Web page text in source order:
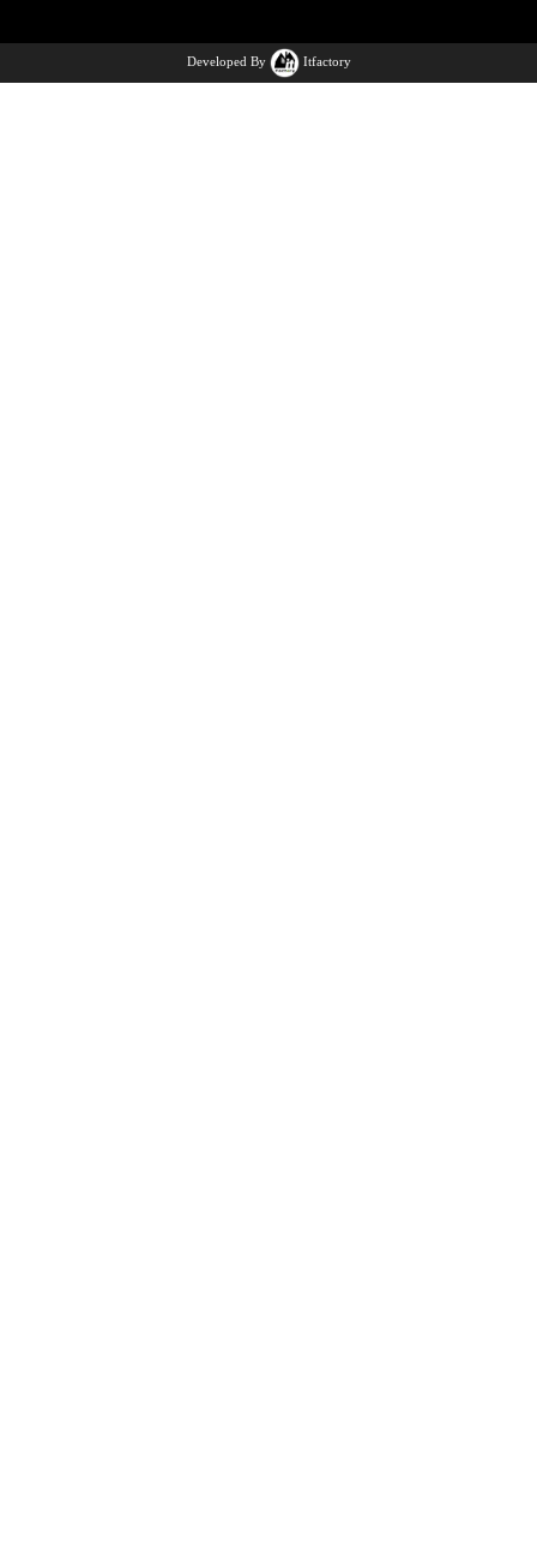
Developed By Itfactory